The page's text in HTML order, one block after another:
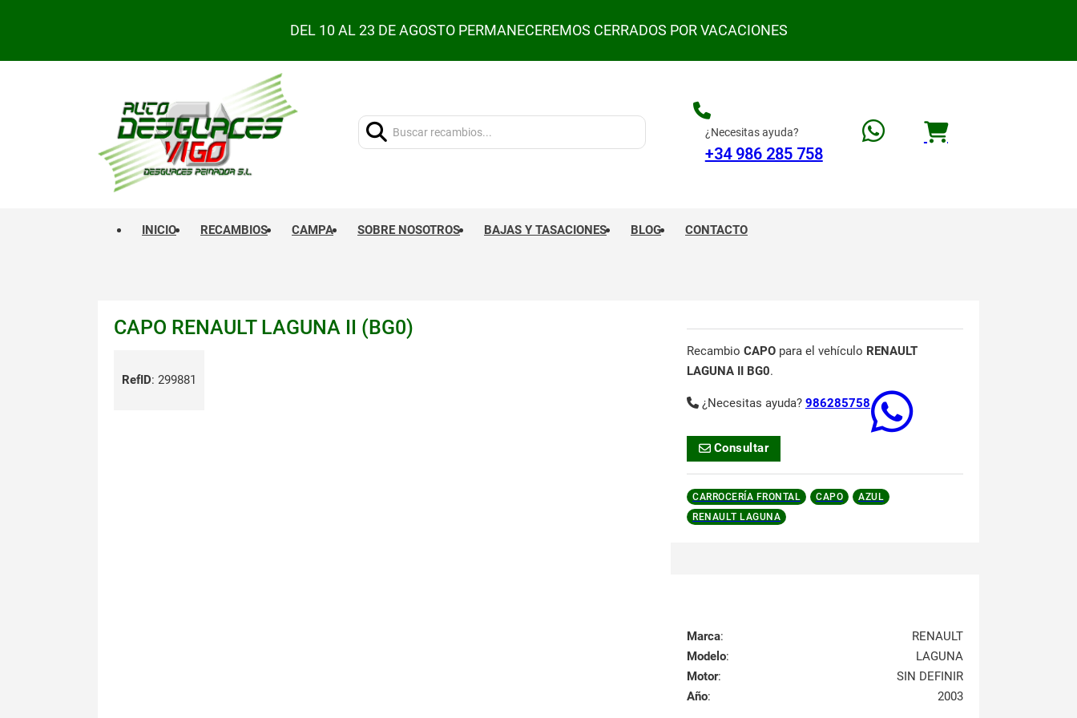
DEL 10 AL 23 DE AGOSTO PERMANECEREMOS CERRADOS POR VACACIONES
Buscar:
¿Necesitas ayuda?
+34 986 285 758
INICIO RECAMBIOS CAMPA SOBRE NOSOTROS BAJAS Y TASACIONES BLOG CONTACTO
CAPO RENAULT LAGUNA II (BG0)
RefID: 299881
Recambio CAPO para el vehículo RENAULT
LAGUNA II BG0.
¿Necesitas ayuda? 986285758
Consultar
CARROCERÍA FRONTAL CAPO
AZUL
RENAULT LAGUNA
Marca:
RENAULT
Modelo:
LAGUNA
Motor:
SIN DEFINIR
Año: 2003